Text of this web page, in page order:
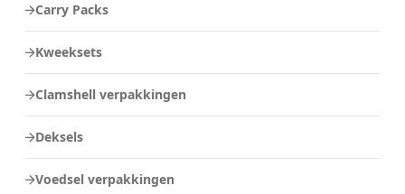
Carry Packs
Kweeksets
Clamshell verpakkingen
Deksels
Voedsel verpakkingen